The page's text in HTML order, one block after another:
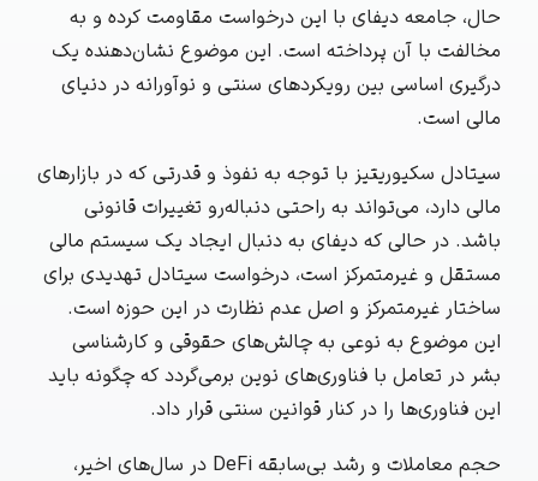
حال، جامعه دیفای با این درخواست مقاومت کرده و به
مخالفت با آن پرداخته است. این موضوع نشان‌دهنده یک
درگیری اساسی بین رویکردهای سنتی و نوآورانه در دنیای
مالی است.
سیتادل سکیوریتیز با توجه به نفوذ و قدرتی که در بازارهای
مالی دارد، می‌تواند به راحتی دنباله‌رو تغییرات قانونی
باشد. در حالی که دیفای به دنبال ایجاد یک سیستم مالی
مستقل و غیرمتمرکز است، درخواست سیتادل تهدیدی برای
ساختار غیرمتمرکز و اصل عدم نظارت در این حوزه است.
این موضوع به نوعی به چالش‌های حقوقی و کارشناسی
بشر در تعامل با فناوری‌های نوین برمی‌گردد که چگونه باید
این فناوری‌ها را در کنار قوانین سنتی قرار داد.
حجم معاملات و رشد بی‌سابقه DeFi در سال‌های اخیر،